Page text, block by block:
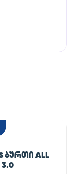
ᲑᲣᲠᲗᲘ ALL
3.0